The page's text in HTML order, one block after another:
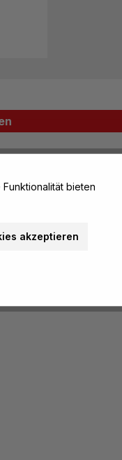
& Pflege
bieten
akzeptieren